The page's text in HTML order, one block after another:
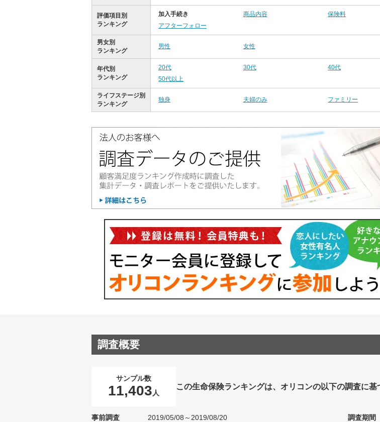
評価項目別
ランキング
加入手続き 商品内容
保険料
アフターフォロー
男女別
ランキング
男性 女性
年代別
ランキング
20代 30代
40代
50代以上
ライフステージ別
ランキング
独身 夫婦のみ ファミリー
調査概要
サンプル数
11,403 人
この生命保険ランキングは、オリコンの以下の調査に基
事前調査
2019/05/08～2019/08/20
調査期間